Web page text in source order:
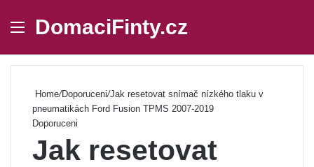
Menu
DomaciFinty.cz
Home/Doporuceni/Jak resetovat snímač nízkého tlaku v
pneumatikách Ford Fusion TPMS 2007-2019
Doporuceni
Jak resetovat